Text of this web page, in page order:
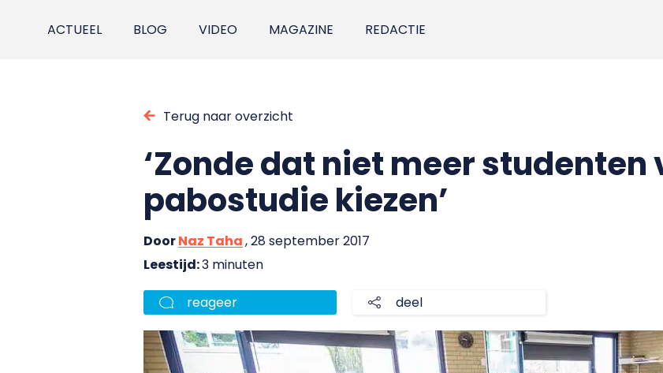
ACTUEEL BLOG VIDEO MAGAZINE REDACTIE
Terug naar overzicht
‘Zonde dat niet meer studenten
pabostudie kiezen’
DoorNaz Taha, 28 september 2017
Leestijd:3 minuten
reageer deel